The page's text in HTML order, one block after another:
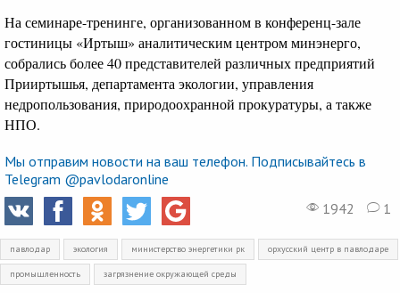
На семинаре-тренинге, организованном в конференц-зале
гостиницы «Иртыш» аналитическим центром минэнерго,
собрались более 40 представителей различных предприятий
Прииртышья, департамента экологии, управления
недропользования, природоохранной прокуратуры, а также
НПО.
Мы отправим новости на ваш телефон. Подписывайтесь в
Telegram @pavlodaronline
1942
1
павлодар экология министерство энергетики рк орхусский центр в павлодаре
промышленность загрязнение окружающей среды